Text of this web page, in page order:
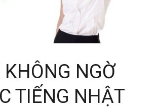
KHÔNG NGỜ
TIẾNG NHẬT